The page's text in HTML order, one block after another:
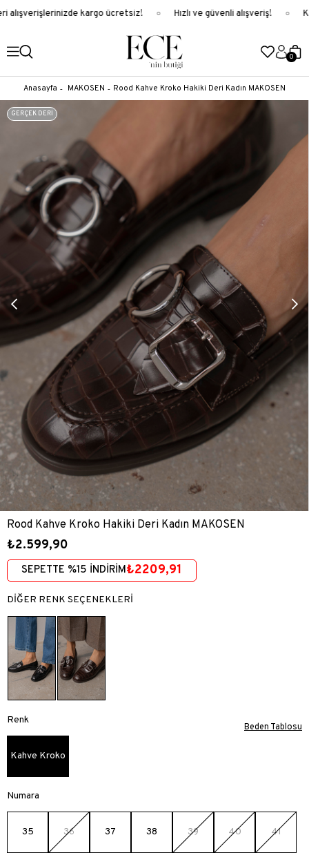
alışverişlerinizde kargo ücretsiz! Hızlı ve güvenli alışveriş!
0
Anasayfa MAKOSEN Rood Kahve Kroko Hakiki Deri Kadın MAKOSEN
GERÇEK DERİ
Rood Kahve Kroko Hakiki Deri Kadın MAKOSEN
₺2.599,90
SEPETTE %15 İNDİRİM₺2209,91
DİĞER RENK SEÇENEKLERİ
Renk
Kahve Kroko
Numara
35 36 37 38 39 40 41
Beden Tablosu